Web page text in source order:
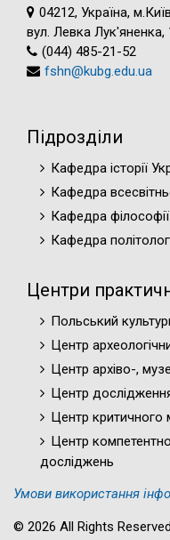
04212, Україна,
вул. Левка Лук'яненка,
(044) 485-21-52
fshn@kubg.edu.ua
Підрозділи
Кафедра історії
Кафедра
Кафедра філософії
Кафедра
Центри
Польський
Центр
Центр архіво-,
Центр
Центр критичного
Центр
досліджень
Умови використання
© 2026 All Rights Reserved